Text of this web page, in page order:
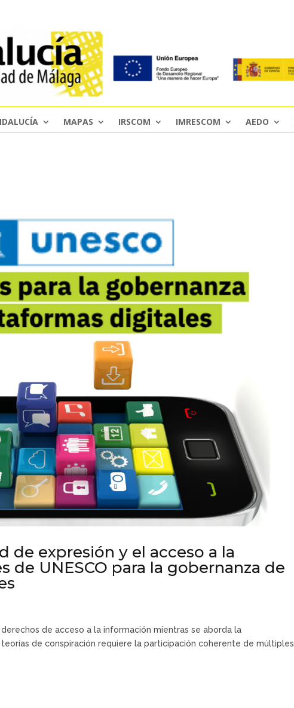
MAPAS IRSCOM IMRESCOM AEDO
de expresión y el acceso a la
de UNESCO para la gobernanza de
de acceso a la información mientras se aborda la
de conspiración requiere la participación coherente de múltiples